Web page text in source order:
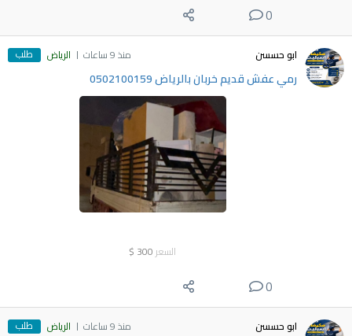
0
ابو حسسن منذ 9 ساعات الرياض طلب
رمي عفش قديم خربان بالرياض 0502100159
السعر 300
$
0
ابو حسسن منذ 9 ساعات الرياض طلب